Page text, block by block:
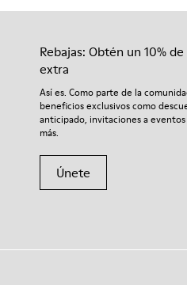
Rebajas: Obtén un 10%
extra
Así es. Como parte de la
beneficios exclusivos como
anticipado, invitaciones a
más.
Únete